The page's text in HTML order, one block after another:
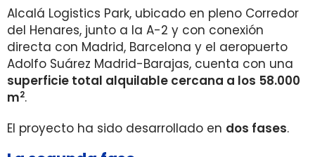
Alcalá Logistics Park, ubicado en pleno Corredor
del Henares, junto a la A-2 y con conexión
directa con Madrid, Barcelona y el aeropuerto
Adolfo Suárez Madrid-Barajas, cuenta con una
superficie total alquilable cercana a los 58.000
m2.
El proyecto ha sido desarrollado en dos fases.